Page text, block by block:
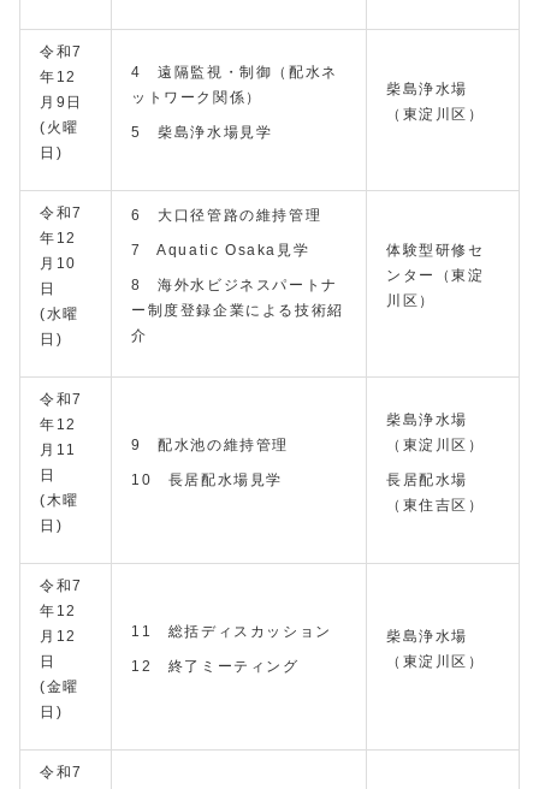
令和7
年12
月9日
(火曜
日)
4 遠隔監視・制御（配水ネ
ットワーク関係）
5 柴島浄水場見学
柴島浄水場
（東淀川区）
令和7
年12
月10
日
(水曜
日)
6 大口径管路の維持管理
7 Aquatic Osaka見学
8 海外水ビジネスパートナ
ー制度登録企業による技術紹
介
体験型研修セ
ンター（東淀
川区）
令和7
年12
月11
日
(木曜
日)
9 配水池の維持管理
10 長居配水場見学
柴島浄水場
（東淀川区）
長居配水場
（東住吉区）
令和7
年12
月12
日
(金曜
日)
11 総括ディスカッション
12 終了ミーティング
柴島浄水場
（東淀川区）
令和7